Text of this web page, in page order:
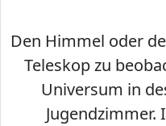
Den Himmel oder
Teleskop zu
Universum in
Jugendzimmer.